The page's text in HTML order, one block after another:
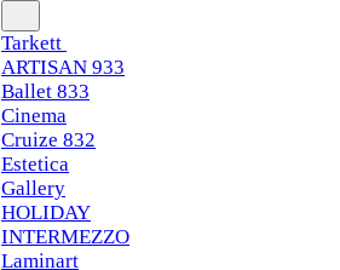
Tarkett
ARTISAN 933
Ballet 833
Cinema
Cruize 832
Estetica
Gallery
HOLIDAY
INTERMEZZO
Laminart